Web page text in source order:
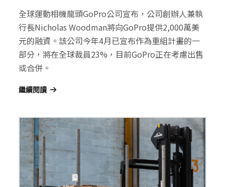
全球運動相機龍頭GoPro公司宣布，公司創辦人兼執
行長Nicholas Woodman將向GoPro提供2,000萬美
元的融資。該公司今年4月已宣布作為重組計畫的一
部分，將在全球裁員23%，目前GoPro正在考慮出售
或合併。
繼續閱讀